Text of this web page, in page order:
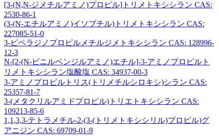
[3-(N,N-ジメチルアミノ)プロピル]トリメトキシシラン CAS:
2530-86-1
(3-(N-エチルアミノ)イソブチル)トリメトキシシラン CAS:
227085-51-0
3-ピペラジノプロピルメチルジメトキシシラン CAS: 128996-
12-3
N-[2-(N-ビニルベンジルアミノ)エチル]-3-アミノプロピルト
リメトキシシラン塩酸塩 CAS: 34937-00-3
3-アミノプロピルトリス(トリメチルシロキシ)シラン CAS:
25357-81-7
3-(メタクリルアミドプロピル)トリエトキシシラン CAS:
109213-85-6
1,1,3,3-テトラメチル-2-(3-(トリメトキシシリル)プロピル)グ
アニジン CAS: 69709-01-9